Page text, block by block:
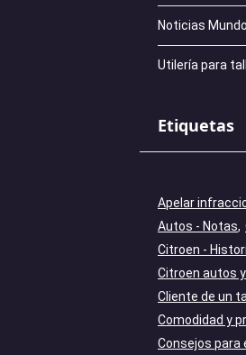
Noticias
Utilería para
Etiquetas
Apelar
Autos - Notas
Citroen -
Citroen autos
Cliente de un
Comodidad y
Consejos para